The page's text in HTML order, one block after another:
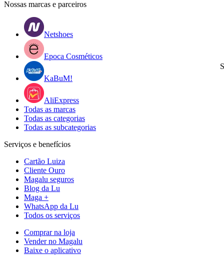
Nossas marcas e parceiros
Netshoes
Epoca Cosméticos
KaBuM!
AliExpress
Todas as marcas
Todas as categorias
Todas as subcategorias
Serviços e benefícios
Cartão Luiza
Cliente Ouro
Magalu seguros
Blog da Lu
Maga +
WhatsApp da Lu
Todos os serviços
Comprar na loja
Vender no Magalu
Baixe o aplicativo